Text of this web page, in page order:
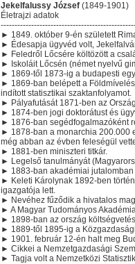
Jekelfalussy József (1849-1901)
Életrajzi adatok
► 1849. október 9-én született
► Édesapja ügyvéd volt,
► Feledről Lőcsére költözött a
► Iskoláit Lőcsén (német nyelvű
► 1869-től 1873-ig a budapesti
► 1869-ban belépett a
indított statisztikai szaktanfolyamot.
► Pályafutását 1871-ben az
► 1874-ben jogi doktorátust és
► 1876-ban segédfogalmazóként
► 1878-ban a monarchia 200.000
még abban az évben feleségül
► 1881-ben miniszteri titkár.
► Legelső tanulmányát
► 1883-ban akadémiai
► Keleti Károlynak 1892-ben
igazgatója lett.
► Nevéhez fűződik a hivatalos
► A Magyar Tudományos
► 1898-ban az ország
► 1889-től 1895-ig a
► 1901. február 12-én halt meg
► Cikkei a Nemzetgazdasági
► Tagja volt a Nemzetközi